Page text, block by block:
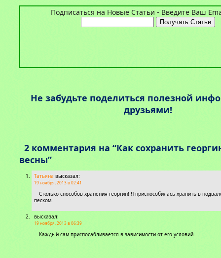
Подписаться на Новые Статьи - Введите Ваш
Не забудьте поделиться полезной
друзьями!
2 комментария на “Как сохранить
весны”
Татьяна высказал:
19 ноября, 2013 в 02:41
Столько способов хранения георгин! Я приспособилась хранить в
песком.
высказал:
19 ноября, 2013 в 06:39
Каждый сам приспосабливается в зависимости от его условий.